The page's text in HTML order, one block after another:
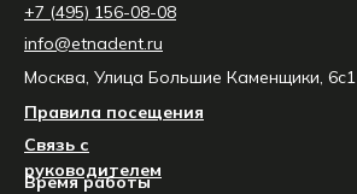
info@etnadent.ru
Москва, Улица Большие Каменщики, 6с1
+7 (495) 156-08-08
Правила посещения
Связь с
руководителем
Время работы